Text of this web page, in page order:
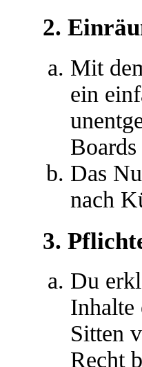
2.
Mit
ein
Das
nach
3.
Du
Inhalte
Sitten
Recht